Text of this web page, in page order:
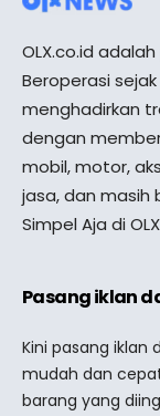
OLX.co.id
Beroperasi
menghadirkan
dengan
mobil, motor,
jasa, dan masih
Simpel Aja di
Pasang iklan
Kini pasang iklan
mudah dan
barang yang